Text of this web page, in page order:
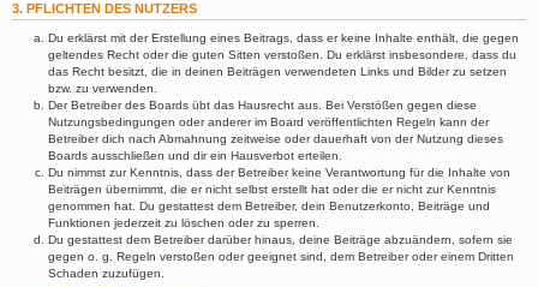
3. PFLICHTEN DES NUTZERS
Du erklärst mit der Erstellung eines Beitrags, dass er keine Inhalte enthält, die gegen
geltendes Recht oder die guten Sitten verstoßen. Du erklärst insbesondere, dass du
das Recht besitzt, die in deinen Beiträgen verwendeten Links und Bilder zu setzen
bzw. zu verwenden.
Der Betreiber des Boards übt das Hausrecht aus. Bei Verstößen gegen diese
Nutzungsbedingungen oder anderer im Board veröffentlichten Regeln kann der
Betreiber dich nach Abmahnung zeitweise oder dauerhaft von der Nutzung dieses
Boards ausschließen und dir ein Hausverbot erteilen.
Du nimmst zur Kenntnis, dass der Betreiber keine Verantwortung für die Inhalte von
Beiträgen übernimmt, die er nicht selbst erstellt hat oder die er nicht zur Kenntnis
genommen hat. Du gestattest dem Betreiber, dein Benutzerkonto, Beiträge und
Funktionen jederzeit zu löschen oder zu sperren.
Du gestattest dem Betreiber darüber hinaus, deine Beiträge abzuändern, sofern sie
gegen o. g. Regeln verstoßen oder geeignet sind, dem Betreiber oder einem Dritten
Schaden zuzufügen.